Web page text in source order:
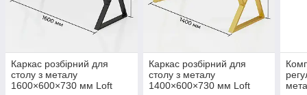
Каркас розбірний для
столу з металу
1600×600×730 мм Loft
Каркас розбірний для
столу з металу
1400×600×730 мм Loft